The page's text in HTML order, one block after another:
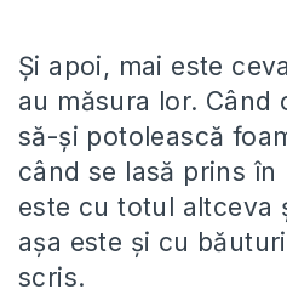
Și apoi, mai este
au măsura lor. Când
să-și potolească
când se lasă prins
este cu totul altceva
așa este și cu
scris.